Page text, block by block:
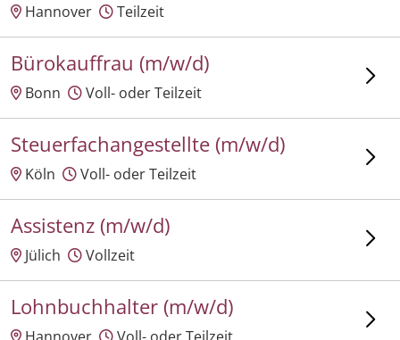
Hannover Teilzeit
Bürokauffrau (m/w/d)
Bonn Voll- oder Teilzeit
Steuerfachangestellte (m/w/d)
Köln Voll- oder Teilzeit
Assistenz (m/w/d)
Jülich Vollzeit
Lohnbuchhalter (m/w/d)